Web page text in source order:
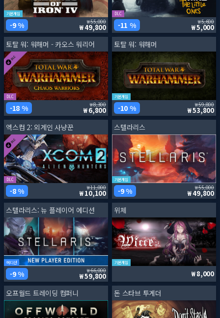
기본게임
9 % 55,000
49,800
DLC
11 % 5,600
5,000
토탈 워: 워해머 - 카오스 워리어
DLC
18 % 8,300
6,800
토탈 워: 워해머
기본게임
10 % 59,800
53,800
엑스컴 2: 외계인 사냥꾼
DLC
8 % 11,000
10,100
스텔라리스
기본게임
9 % 55,000
49,800
스텔라리스: 뉴 플레이어 에디션
에디션
9 % 66,000
59,800
위체
기본게임
8,000
오프월드 트레이딩 컴퍼니 돈 스타브 투게더